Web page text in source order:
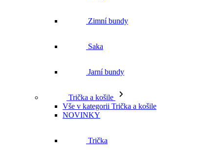
Zimní bundy
Saka
Jarní bundy
Trička a košile
Vše v kategorii Trička a košile
NOVINKY
Trička